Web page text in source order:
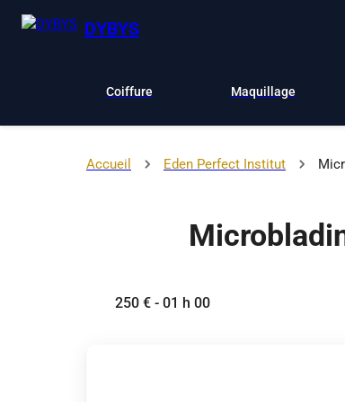
DYBYS
Coiffure Maquillage
Accueil Eden Perfect Institut
250 € - 01 h 00